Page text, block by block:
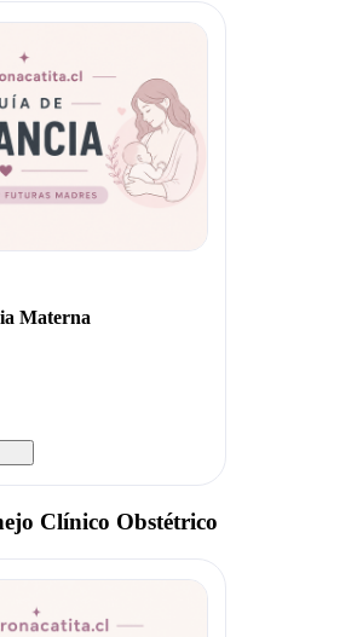
Materna
Clínico Obstétrico